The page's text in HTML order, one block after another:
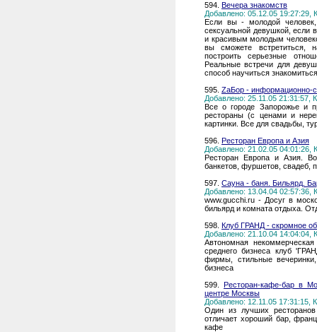
594. Вечера знакомств
Добавлено: 05.12.05 19:27:29,
Если вы - молодой человек,
сексуальной девушкой,
и красивым молодым
вы сможете встретиться,
построить серьезные
Реальные встречи для
способ научиться
595. ZаБор - информационно-
Добавлено: 25.11.05 21:31:57,
Все о городе Запорожье и
рестораны (с ценами и
картинки. Все для свадьбы,
596. Ресторан Европа и Азия
Добавлено: 21.02.05 04:01:26,
Ресторан Европа и Азия.
банкетов, фуршетов, свадеб,
597. Сауна - баня. Бильярд.
Добавлено: 13.04.04 02:57:36,
www.gucchi.ru - Досуг в
бильярд и комната отдыха.
598. Клуб ГРАНД - скромное
Добавлено: 21.10.04 14:04:04,
Автономная
среднего бизнеса клуб
фирмы, стильные
бизнеса
599. Ресторан-кафе-бар в
центре Москвы
Добавлено: 12.11.05 17:31:15,
Один из лучших
отличает хороший бар,
кафе